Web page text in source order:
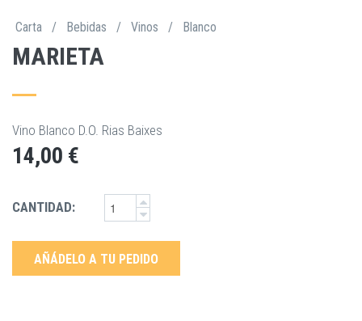
Carta / Bebidas / Vinos / Blanco
MARIETA
Vino Blanco D.O. Rias Baixes
14,00 €
CANTIDAD:
AÑÁDELO A TU PEDIDO